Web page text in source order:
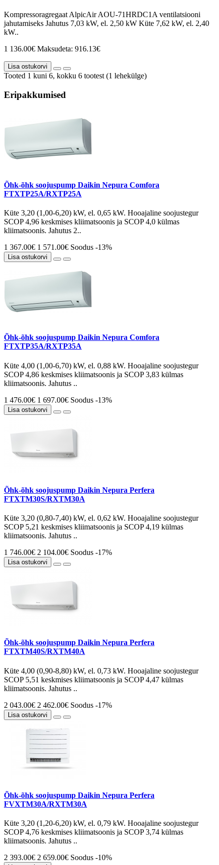
Kompressoragregaat AlpicAir AOU-71HRDC1A ventilatsiooni
jahutamiseks Jahutus 7,03 kW, el. 2,50 kW Küte 7,62 kW, el. 2,40
kW..
1 136.00€ Maksudeta: 916.13€
Lisa ostukorvi
Tooted 1 kuni 6, kokku 6 tootest (1 lehekülge)
Eripakkumised
Õhk-õhk soojuspump Daikin Nepura Comfora
FTXTP25A/RXTP25A
Küte 3,20 (1,00-6,20) kW, el. 0,65 kW. Hooajaline soojustegur
SCOP 4,96 keskmises kliimatsoonis ja SCOP 4,0 külmas
kliimatsoonis. Jahutus 2..
1 367.00€ 1 571.00€ Soodus -13%
Lisa ostukorvi
Õhk-õhk soojuspump Daikin Nepura Comfora
FTXTP35A/RXTP35A
Küte 4,00 (1,00-6,70) kW, el. 0,88 kW. Hooajaline soojustegur
SCOP 4,86 keskmises kliimatsoonis ja SCOP 3,83 külmas
kliimatsoonis. Jahutus ..
1 476.00€ 1 697.00€ Soodus -13%
Lisa ostukorvi
Õhk-õhk soojuspump Daikin Nepura Perfera
FTXTM30S/RXTM30A
Küte 3,20 (0,80-7,40) kW, el. 0,62 kW. Hooajaline soojustegur
SCOP 5,21 keskmises kliimatsoonis ja SCOP 4,19 külmas
kliimatsoonis. Jahutus ..
1 746.00€ 2 104.00€ Soodus -17%
Lisa ostukorvi
Õhk-õhk soojuspump Daikin Nepura Perfera
FTXTM40S/RXTM40A
Küte 4,00 (0,90-8,80) kW, el. 0,73 kW. Hooajaline soojustegur
SCOP 5,51 keskmises kliimatsoonis ja SCOP 4,47 külmas
kliimatsoonis. Jahutus ..
2 043.00€ 2 462.00€ Soodus -17%
Lisa ostukorvi
Õhk-õhk soojuspump Daikin Nepura Perfera
FVXTM30A/RXTM30A
Küte 3,20 (1,20-6,20) kW, el. 0,79 kW. Hooajaline soojustegur
SCOP 4,76 keskmises kliimatsoonis ja SCOP 3,74 külmas
kliimatsoonis. Jahutus ..
2 393.00€ 2 659.00€ Soodus -10%